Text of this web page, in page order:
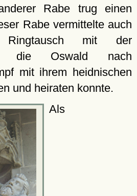
Rabe trug einen
Rabe vermittelte auch
mit der
die Oswald nach
mit ihrem heidnischen
und heiraten konnte.
Als